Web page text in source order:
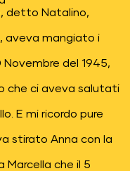
detto Natalino,
aveva mangiato i
Novembre del 1945,
che ci aveva salutati
E mi ricordo pure
stirato Anna con la
Marcella che il 5